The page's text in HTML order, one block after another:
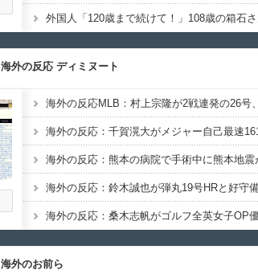
海外の反応 ディミヌート
海外のお前ら